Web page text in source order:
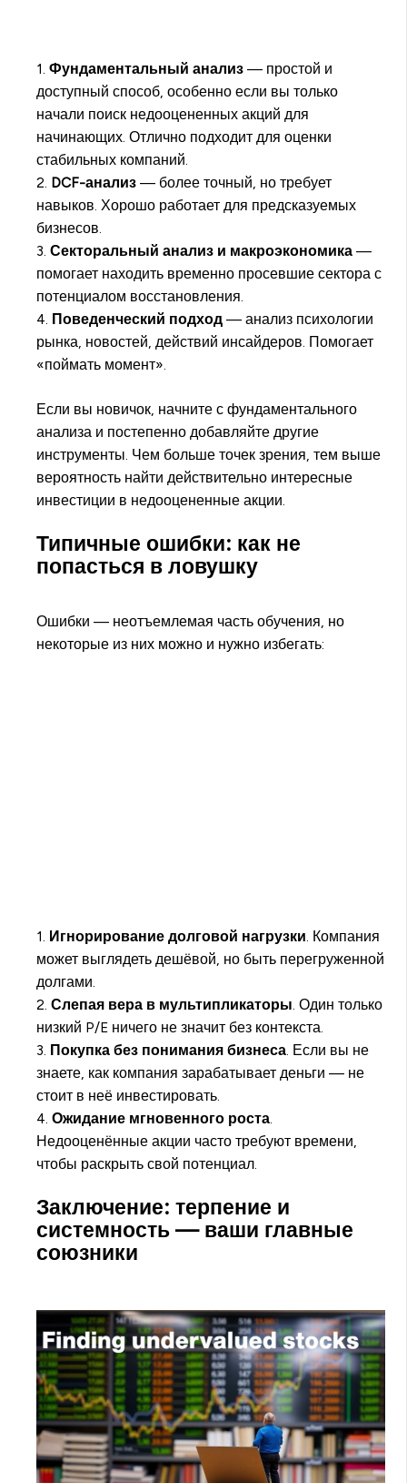
1.Фундаментальный анализ — простой и
доступный способ, особенно если вы только
начали поиск недооцененных акций для
начинающих. Отлично подходит для оценки
стабильных компаний.
2. DCF-анализ — более точный, но требует
навыков. Хорошо работает для предсказуемых
бизнесов.
3.Секторальный анализ и макроэкономика —
помогает находить временно просевшие сектора с
потенциалом восстановления.
4. Поведенческий подход — анализ психологии
рынка, новостей, действий инсайдеров. Помогает
«поймать момент».
Если вы новичок, начните с фундаментального
анализа и постепенно добавляйте другие
инструменты. Чем больше точек зрения, тем выше
вероятность найти действительно интересные
инвестиции в недооцененные акции.
Типичные ошибки: как не
попасться в ловушку
Ошибки — неотъемлемая часть обучения, но
некоторые из них можно и нужно избегать:
1. Игнорирование долговой нагрузки. Компания
может выглядеть дешёвой, но быть перегруженной
долгами.
2.Слепая вера в мультипликаторы. Один только
низкий P/E ничего не значит без контекста.
3. Покупка без понимания бизнеса. Если вы не
знаете, как компания зарабатывает деньги — не
стоит в неё инвестировать.
4.Ожидание мгновенного роста.
Недооценённые акции часто требуют времени,
чтобы раскрыть свой потенциал.
Заключение: терпение и
системность — ваши главные
союзники